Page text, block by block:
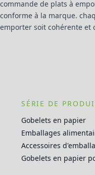
commande de plats à
conforme à la marque.
emporter soit cohérente et
SÉRIE DE
Gobelets en papier
Emballages
Accessoires
Gobelets en papier